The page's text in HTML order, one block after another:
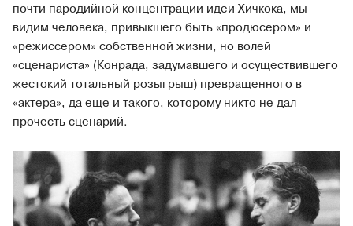
почти пародийной концентрации идеи Хичкока, мы
видим человека, привыкшего быть «продюсером» и
«режиссером» собственной жизни, но волей
«сценариста» (Конрада, задумавшего и осуществившего
жестокий тотальный розыгрыш) превращенного в
«актера», да еще и такого, которому никто не дал
прочесть сценарий.